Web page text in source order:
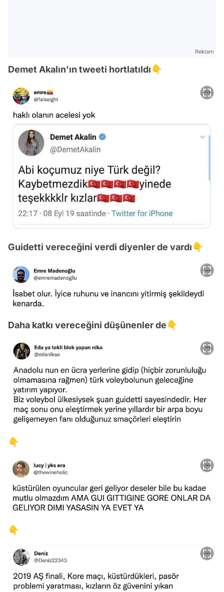
Reklam
Demet Akalın'ın tweeti hortlatıldı👇
Guidetti vereceğini verdi diyenler de vardı👇
Daha katkı vereceğini düşünenler de👇
👇
👇